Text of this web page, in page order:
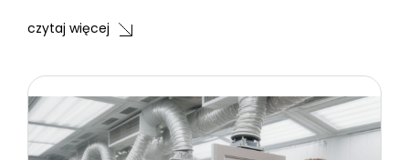
czytaj więcej